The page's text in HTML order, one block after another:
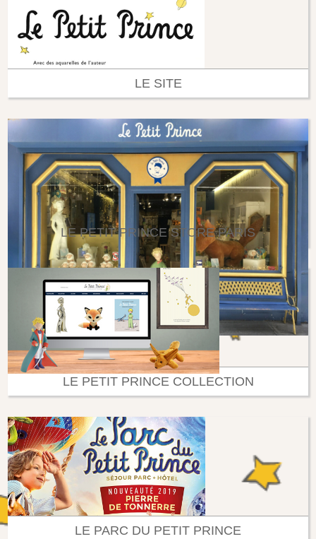
LE SITE
LE PETIT PRINCE STORE PARIS
LE PETIT PRINCE COLLECTION
LE PARC DU PETIT PRINCE